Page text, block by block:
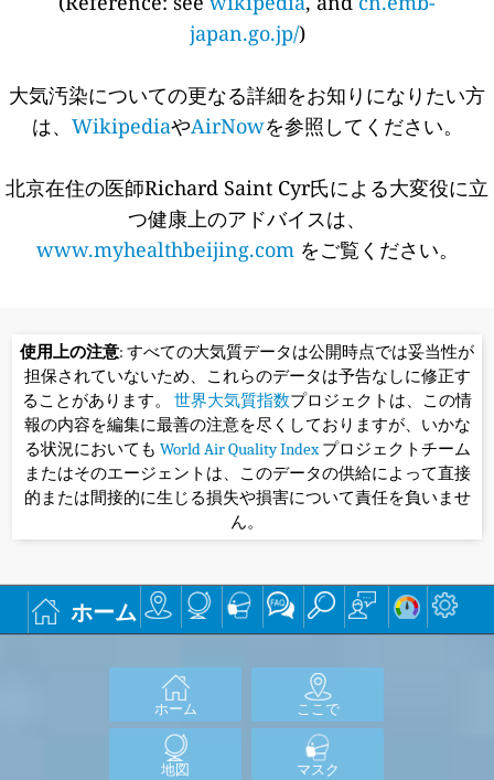
japan.go.jp/)
大気汚染についての更なる詳細をお知りになりたい方
は、 WikipediaやAirNowを参照してください。
北京在住の医師Richard Saint Cyr氏による大変役に立
つ健康上のアドバイスは、
www.myhealthbeijing.com をご覧ください。
使用上の注意: すべての大気質データは公開時点では妥当性が
担保されていないため、これらのデータは予告なしに修正す
ることがあります。 世界大気質指数プロジェクトは、この情
報の内容を編集に最善の注意を尽くしておりますが、いかな
る状況においても World Air Quality Indexプロジェクトチーム
またはそのエージェントは、このデータの供給によって直接
的または間接的に生じる損失や損害について責任を負いませ
ん。
ホーム
ホーム ここで
地図 マスク